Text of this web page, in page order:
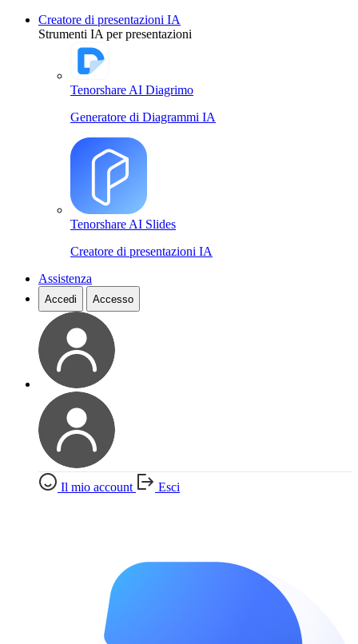
Creatore di presentazioni IA
Strumenti IA per presentazioni
Tenorshare AI Diagrimo
Generatore di Diagrammi IA
Tenorshare AI Slides
Creatore di presentazioni IA
Assistenza
Accedi Accesso
Il mio account Esci